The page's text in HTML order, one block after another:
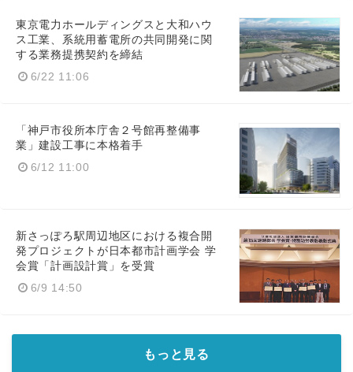
東京電力ホールディングスと大和ハウ
ス工業、系統用蓄電所の共同開発に関
する業務提携契約を締結
6/22 11:06
「神戸市役所本庁舎２号館再整備事
業」建設工事に本格着手
6/12 11:00
新さっぽろ駅周辺地区における複合開
発プロジェクトが日本都市計画学会 学
会賞「計画設計賞」を受賞
6/9 14:50
もっと見る